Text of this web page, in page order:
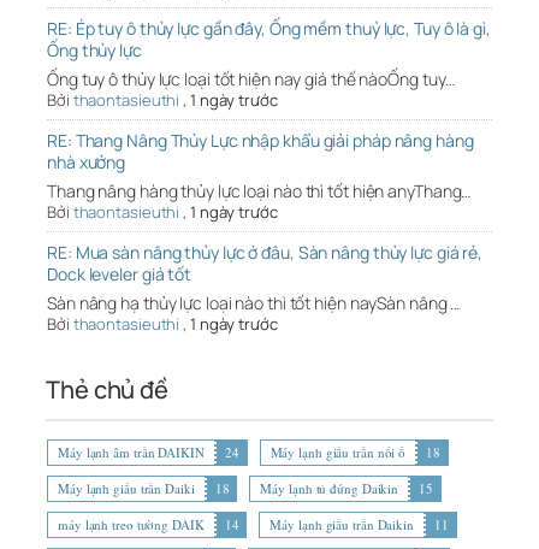
RE: Ép tuy ô thủy lực gần đây, Ống mềm thuỷ lực, Tuy ô là gì,
Ống thủy lực
Ống tuy ô thủy lực loại tốt hiện nay giá thế nàoỐng tuy…
Bởi thaontasieuthi , 1 ngày trước
RE: Thang Nâng Thủy Lực nhập khẩu giải pháp nâng hàng
nhà xưởng
Thang nâng hàng thủy lực loại nào thì tốt hiện anyThang…
Bởi thaontasieuthi , 1 ngày trước
RE: Mua sàn nâng thủy lực ở đâu, Sàn nâng thủy lực giá rẻ,
Dock leveler giá tốt
Sàn nâng hạ thủy lực loại nào thì tốt hiện naySàn nâng …
Bởi thaontasieuthi , 1 ngày trước
Thẻ chủ đề
Máy lạnh âm trần DAIKIN 24 Máy lạnh giấu trần nối ố
18
Máy lạnh giấu trần Daiki
18 Máy lạnh tủ đứng Daikin
15
máy lạnh treo tường DAIK
14 Máy lạnh giấu trần Daikin
11